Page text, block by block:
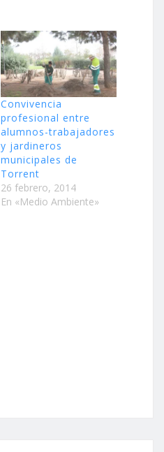
Convivencia
profesional entre
alumnos-trabajadores
y jardineros
municipales de
Torrent
26 febrero, 2014
En «Medio Ambiente»